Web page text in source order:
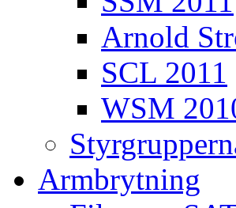
Arnold
SCL 2011
WSM
Armbrytning